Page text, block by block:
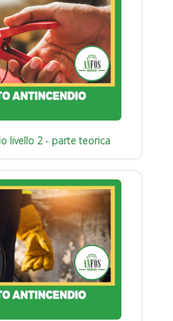
livello 2 - parte teorica